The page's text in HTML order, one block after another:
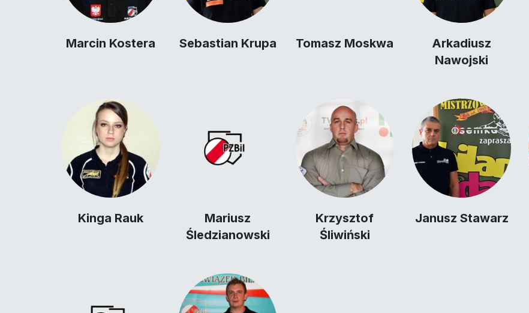
Marcin Kostera Sebastian Krupa Tomasz Moskwa
Arkadiusz
Nawojski
Kinga Rauk
Mariusz
Śledzianowski
Krzysztof
Śliwiński
Janusz Stawarz